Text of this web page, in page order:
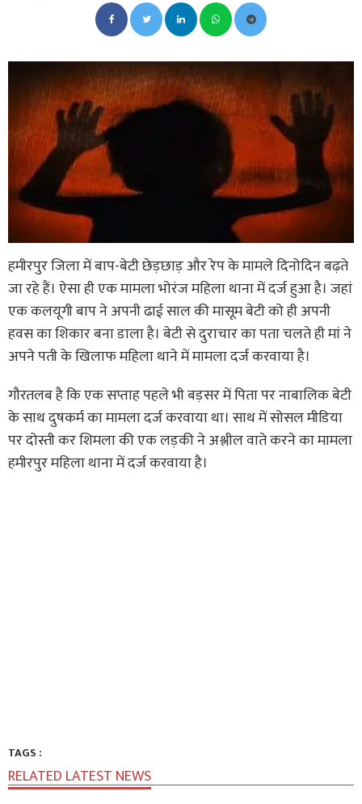
हमीरपुर जिला में बाप-बेटी छेड़छाड़ और रेप के मामले दिनोदिन बढ़ते
जा रहे हैं। ऐसा ही एक मामला भोरंज महिला थाना में दर्ज हुआ है। जहां
एक कलयूगी बाप ने अपनी ढाई साल की मासूम बेटी को ही अपनी
हवस का शिकार बना डाला है। बेटी से दुराचार का पता चलते ही मां ने
अपने पती के खिलाफ महिला थाने में मामला दर्ज करवाया है।
गौरतलब है कि एक सप्ताह पहले भी बड़सर में पिता पर नाबालिक बेटी
के साथ दुषकर्म का मामला दर्ज करवाया था। साथ में सोसल मीडिया
पर दोस्ती कर शिमला की एक लड़की ने अश्लील वाते करने का मामला
हमीरपुर महिला थाना में दर्ज करवाया है।
TAGS :
RELATED LATEST NEWS